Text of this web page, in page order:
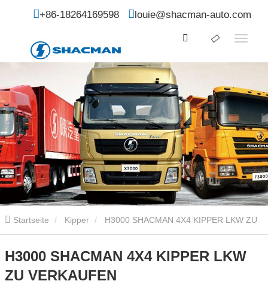
+86-18264169598 louie@shacman-auto.com
Startseite Kipper
H3000 SHACMAN 4X4 KIPPER LKW
ZU VERKAUFEN